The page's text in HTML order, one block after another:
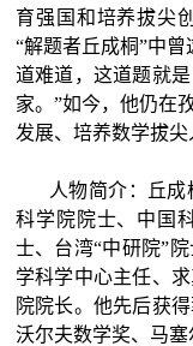
育强国和培养拔尖
“解题者丘成桐”中
道难道，这道题就
家。”如今，他仍在
发展、培养数学拔尖
人物简介：丘成
科学院院士、中国
士、台湾“中研院”
学科学中心主任、
院院长。他先后获
沃尔夫数学奖、马